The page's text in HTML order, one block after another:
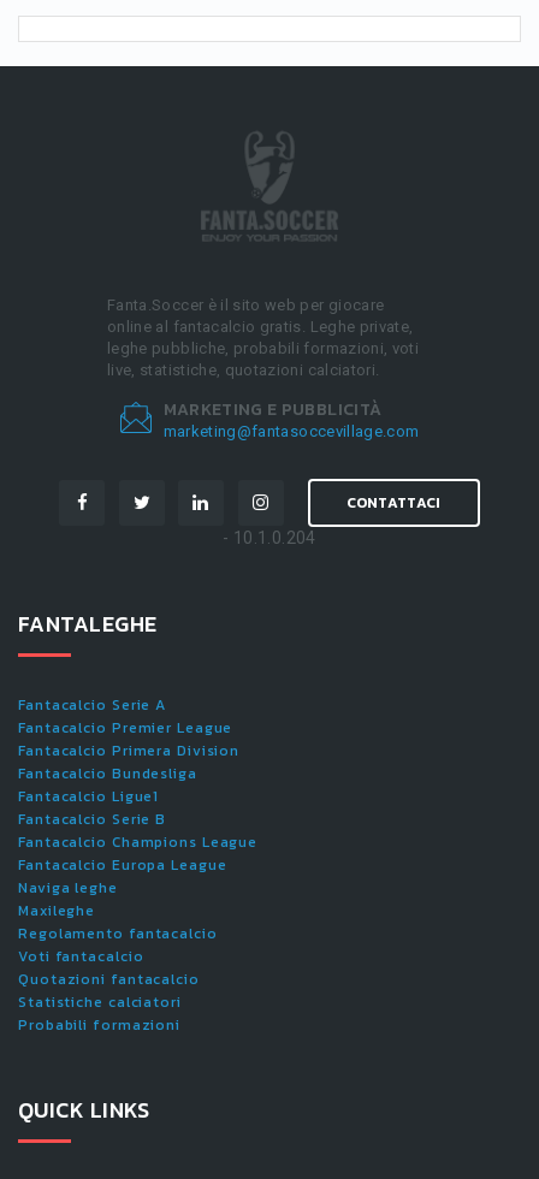
Fanta.Soccer è il sito web per giocare
online al fantacalcio gratis. Leghe private,
leghe pubbliche, probabili formazioni, voti
live, statistiche, quotazioni calciatori.
MARKETING E PUBBLICITÀ
marketing@fantasoccevillage.com
CONTATTACI
- 10.1.0.204
FANTALEGHE
Fantacalcio Serie A
Fantacalcio Premier League
Fantacalcio Primera Division
Fantacalcio Bundesliga
Fantacalcio Ligue1
Fantacalcio Serie B
Fantacalcio Champions League
Fantacalcio Europa League
Naviga leghe
Maxileghe
Regolamento fantacalcio
Voti fantacalcio
Quotazioni fantacalcio
Statistiche calciatori
Probabili formazioni
QUICK LINKS